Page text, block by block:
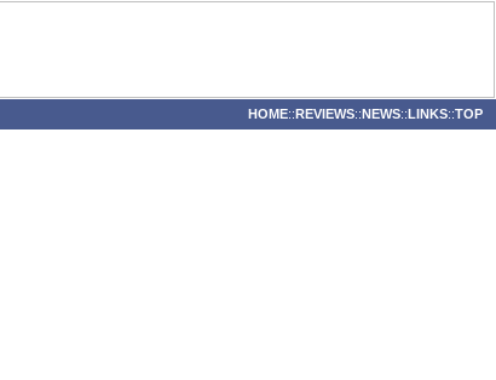
HOME::REVIEWS::NEWS::LINKS::TOP